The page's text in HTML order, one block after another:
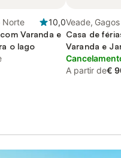
Norte
10,0
Varanda e
o lago
Veade,
Minho
Casa de
Varanda e
A partir de€